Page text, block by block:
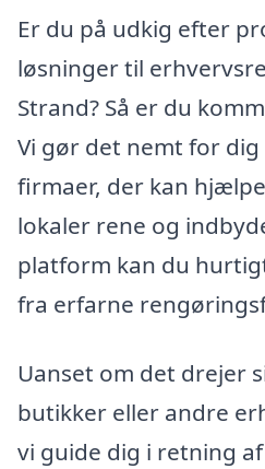
Er du på udkig efter
løsninger til
Strand? Så er du
Vi gør det nemt for
firmaer, der kan
lokaler rene og
platform kan du
fra erfarne
Uanset om det drejer
butikker eller andre
vi guide dig i retning